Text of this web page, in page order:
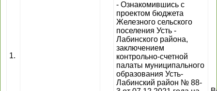
1.
- Ознакомившись с
проектом бюджета
Железного сельского
поселения Усть -
Лабинского района,
заключением
контрольно-счетной
палаты муниципального
образования Усть-
Лабинский район № 88-